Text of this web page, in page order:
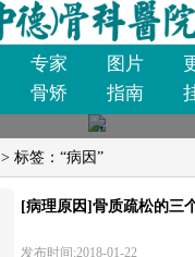
专家 图片
骨矫 指南
> 标签：“病因”
[病理原因]骨质疏松的三
发布时间:2018-01-22